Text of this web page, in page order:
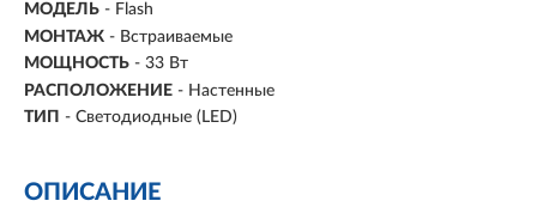
МОДЕЛЬ - Flash
МОНТАЖ - Встраиваемые
МОЩНОСТЬ - 33 Вт
РАСПОЛОЖЕНИЕ - Настенные
ТИП - Светодиодные (LED)
ОПИСАНИЕ